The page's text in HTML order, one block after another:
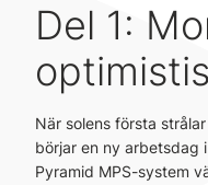
Del 1:
När solens första
börjar en ny arbetsdag
Pyramid MPS-system